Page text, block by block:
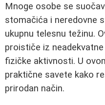
Mnoge osobe se
stomačića i neredovne
ukupnu telesnu težinu.
proističe iz
fizičke aktivnosti. U
praktične savete kako
prirodan način.